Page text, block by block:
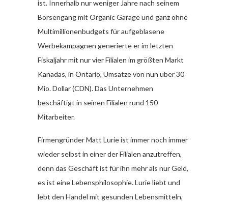
ist. Innerhalb nur weniger Jahre nach seinem
Börsengang mit Organic Garage und ganz ohne
Multimillionenbudgets für aufgeblasene
Werbekampagnen generierte er im letzten
Fiskaljahr mit nur vier Filialen im größten Markt
Kanadas, in Ontario, Umsätze von nun über 30
Mio. Dollar (CDN). Das Unternehmen
beschäftigt in seinen Filialen rund 150
Mitarbeiter.
Firmengründer Matt Lurie ist immer noch immer
wieder selbst in einer der Filialen anzutreffen,
denn das Geschäft ist für ihn mehr als nur Geld,
es ist eine Lebensphilosophie. Lurie liebt und
lebt den Handel mit gesunden Lebensmitteln,